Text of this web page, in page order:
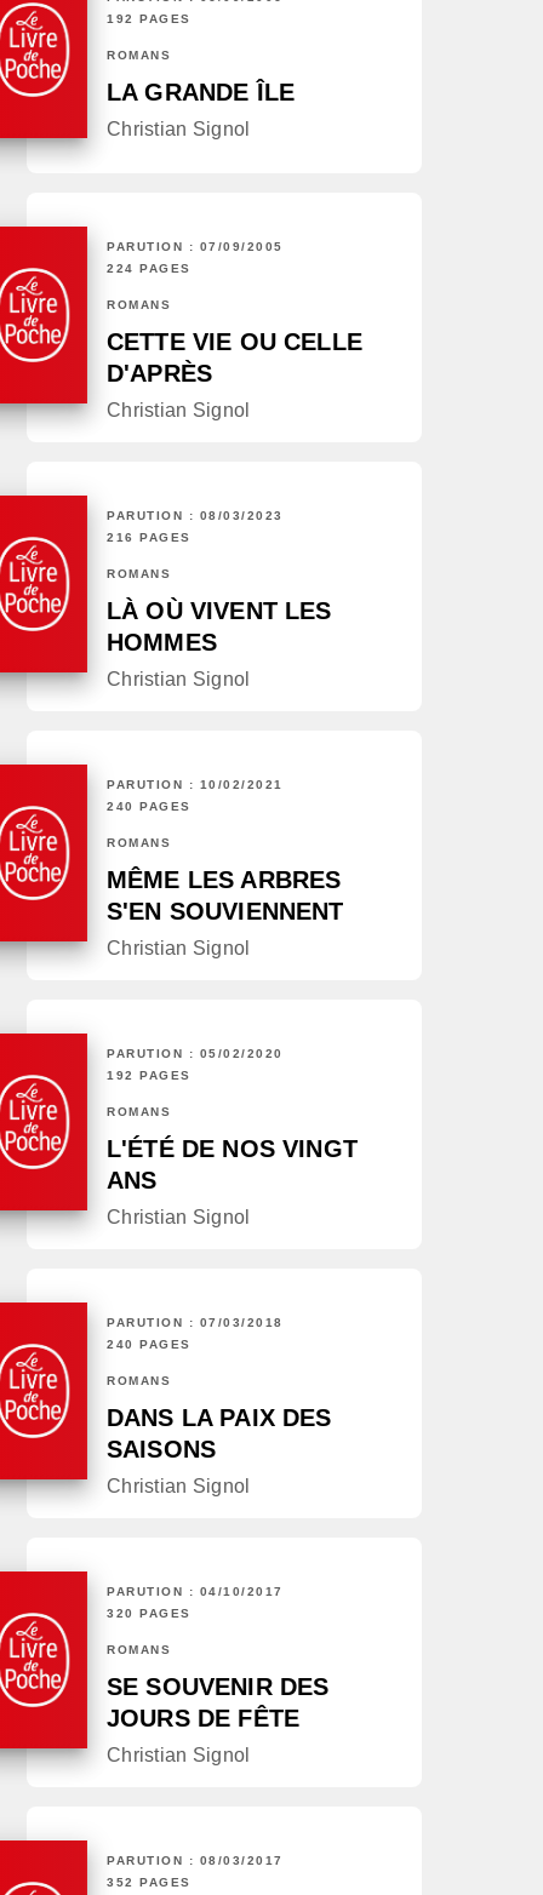
192 PAGES
ROMANS
LA GRANDE ÎLE
Christian Signol
PARUTION : 07/09/2005
224 PAGES
ROMANS
CETTE VIE OU CELLE
D'APRÈS
Christian Signol
PARUTION : 08/03/2023
216 PAGES
ROMANS
LÀ OÙ VIVENT LES
HOMMES
Christian Signol
PARUTION : 10/02/2021
240 PAGES
ROMANS
MÊME LES ARBRES
S'EN SOUVIENNENT
Christian Signol
PARUTION : 05/02/2020
192 PAGES
ROMANS
L'ÉTÉ DE NOS VINGT
ANS
Christian Signol
PARUTION : 07/03/2018
240 PAGES
ROMANS
DANS LA PAIX DES
SAISONS
Christian Signol
PARUTION : 04/10/2017
320 PAGES
ROMANS
SE SOUVENIR DES
JOURS DE FÊTE
Christian Signol
PARUTION : 08/03/2017
352 PAGES